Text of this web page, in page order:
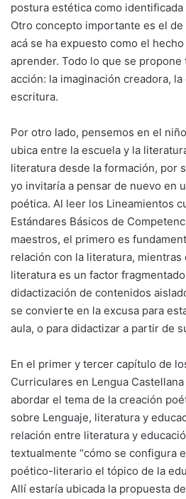
postura estética como
Otro concepto importante es el
acá se ha expuesto como el
aprender. Todo lo que se
acción: la imaginación creadora,
escritura.
Por otro lado, pensemos en el
ubica entre la escuela y la
literatura desde la formación, por
yo invitaría a pensar de nuevo en
poética. Al leer los Lineamientos
Estándares Básicos de
maestros, el primero es
relación con la literatura, mientras
literatura es un factor
didactización de contenidos
se convierte en la excusa para
aula, o para didactizar a partir de
En el primer y tercer capítulo de
Curriculares en Lengua
abordar el tema de la creación
sobre Lenguaje, literatura y
relación entre literatura y
textualmente “cómo se configura
poético-literario el tópico de la
Allí estaría ubicada la propuesta